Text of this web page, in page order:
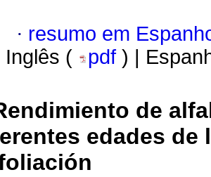
· resumo em
Inglês ( pdf ) |
de
edades de